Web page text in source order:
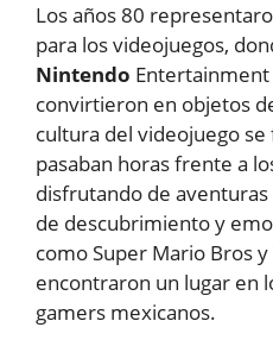
Los años 80
para los videojuegos,
Nintendo Entertainment
convirtieron en objetos
cultura del videojuego
pasaban horas frente a
disfrutando de aventuras
de descubrimiento y
como Super Mario Bros
encontraron un lugar en
gamers mexicanos.